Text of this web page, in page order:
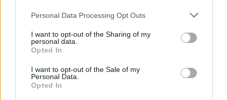
Personal Data Processing Opt Outs
I want to opt-out of the Sharing of my
personal data.
Opted In
I want to opt-out of the Sale of my
Personal Data.
Opted In